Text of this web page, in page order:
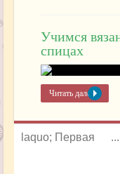
Учимся
спицах
Читать далее »
laquo; Первая ...